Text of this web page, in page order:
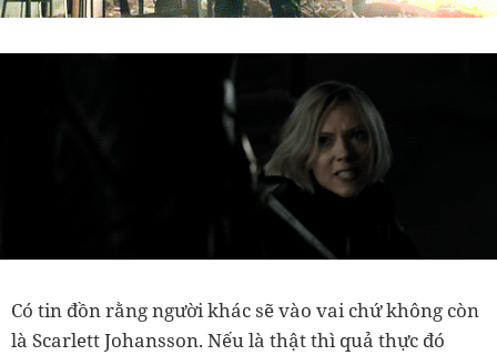
Có tin đồn rằng người khác sẽ vào vai chứ không còn
là Scarlett Johansson. Nếu là thật thì quả thực đó